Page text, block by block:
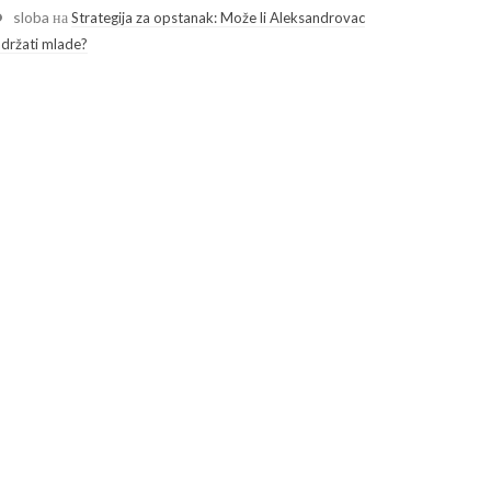
sloba наStrategija za opstanak: Može li Aleksandrovac
mlade?